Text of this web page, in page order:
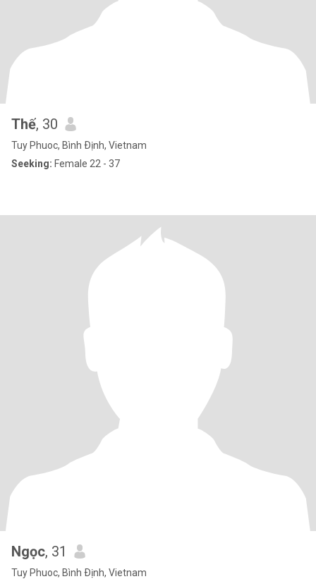
Thế, 30
Tuy Phuoc, Bình Ðịnh, Vietnam
Seeking: Female 22 - 37
Ngọc, 31
Tuy Phuoc, Bình Ðịnh, Vietnam